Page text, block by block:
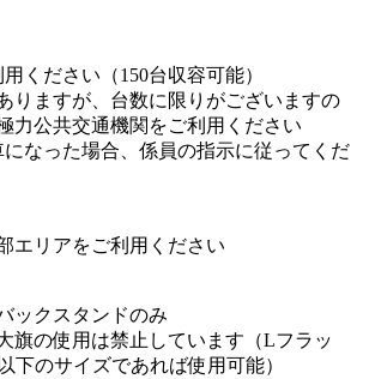
ください（150台収容可能）
りますが、台数に限りがございますの
力公共交通機関をご利用ください
なった場合、係員の指示に従ってくだ
エリアをご利用ください
ックスタンドのみ
旗の使用は禁止しています（Lフラッ
下のサイズであれば使用可能）